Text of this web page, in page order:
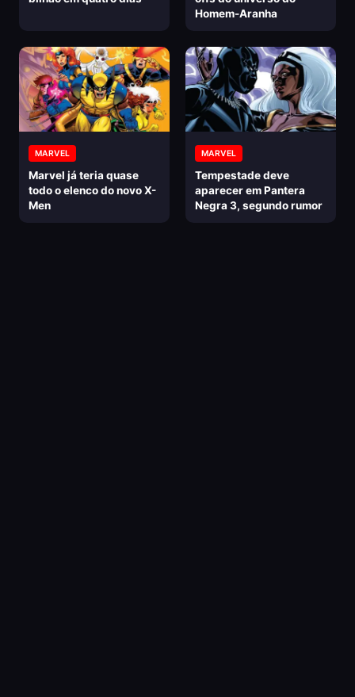
Homem-Aranha
MARVEL
Marvel já teria quase
todo o elenco do novo X-
Men
MARVEL
Tempestade deve
aparecer em Pantera
Negra 3, segundo rumor